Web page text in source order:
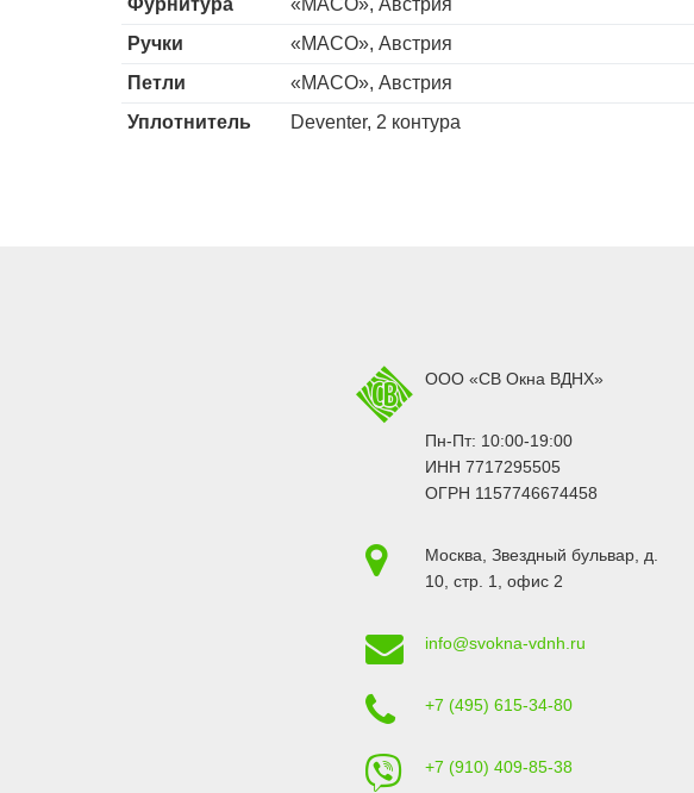
Фурнитура
«MACO», Австрия
Ручки
«MACO», Австрия
Петли
«MACO», Австрия
Уплотнитель
Deventer, 2 контура
ООО «СВ Окна ВДНХ»
Пн-Пт: 10:00-19:00
ИНН 7717295505
ОГРН 1157746674458
Москва Звездный бульвар, д.
10, стр. 1
, офис 2
info@svokna-vdnh.ru
+7 (495) 615-34-80
+7 (910) 409-85-38